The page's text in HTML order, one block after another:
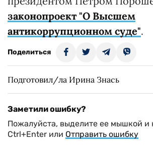
законопроект "О Высшем
антикоррупционном суде".
Поделиться
Подготовил/ла Ирина Знась
Заметили ошибку?
Пожалуйста, выделите ее мышкой и
Ctrl+Enter или Отправить ошибку